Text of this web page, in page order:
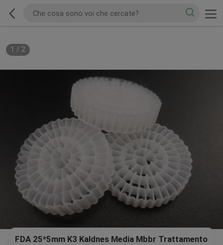
1 / 2
FDA 25*5mm K3 Kaldnes Media Mbbr Trattamento